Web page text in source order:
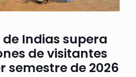
Indias supera
de visitantes
semestre de 2026